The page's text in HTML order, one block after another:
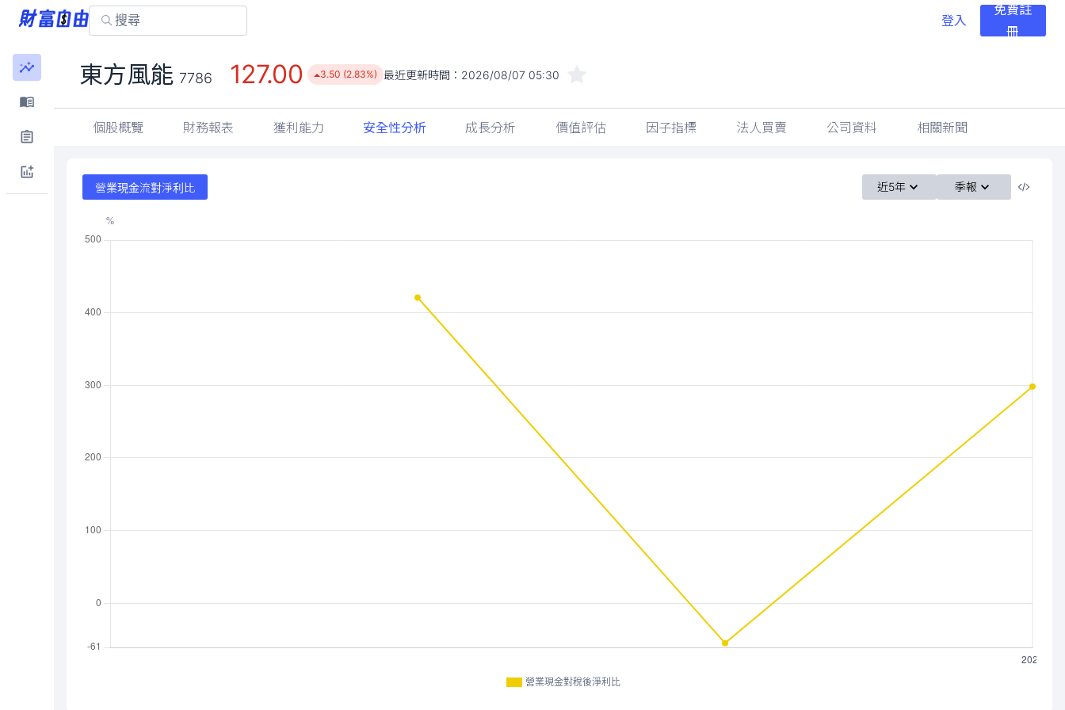
登入
免費註
冊
東方風能 7786 127.00 3.50 (2.83%) 最近更新時間： 2026/08/07 05:30
個股概覽 財務報表 獲利能力 安全性分析 成長分析 價值評估 因子指標 法人買賣 公司資料 相關新聞
營業現金流對淨利比 近5年 季報
營業現金對稅後淨利比